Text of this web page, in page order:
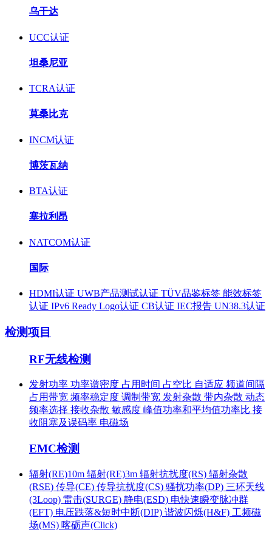
乌干达
UCC认证
坦桑尼亚
TCRA认证
莫桑比克
INCM认证
博茨瓦纳
BTA认证
塞拉利昂
NATCOM认证
国际
HDMI认证 UWB产品测试认证 TÜV品鉴标签 能效标签
认证 IPv6 Ready Logo认证 CB认证 IEC报告 UN38.3认证
检测项目
RF无线检测
发射功率 功率谱密度 占用时间 占空比 自适应 频道间隔
占用带宽 频率稳定度 调制带宽 发射杂散 带内杂散 动态
频率选择 接收杂散 敏感度 峰值功率和平均值功率比 接
收阻塞及误码率 电磁场
EMC检测
辐射(RE)10m 辐射(RE)3m 辐射抗扰度(RS) 辐射杂散
(RSE) 传导(CE) 传导抗扰度(CS) 骚扰功率(DP) 三环天线
(3Loop) 雷击(SURGE) 静电(ESD) 电快速瞬变脉冲群
(EFT) 电压跌落&短时中断(DIP) 谐波闪烁(H&F) 工频磁
场(MS) 喀砺声(Click)